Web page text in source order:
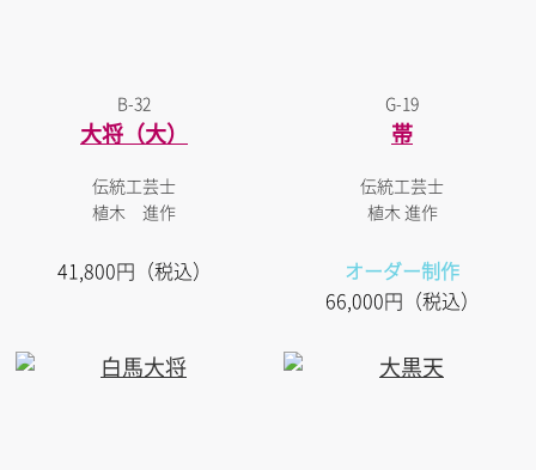
B-32
大将（大）
伝統工芸士
植木 進作
41,800円（税込）
G-19
帯
伝統工芸士
植木 進作
オーダー制作
66,000円（税込）